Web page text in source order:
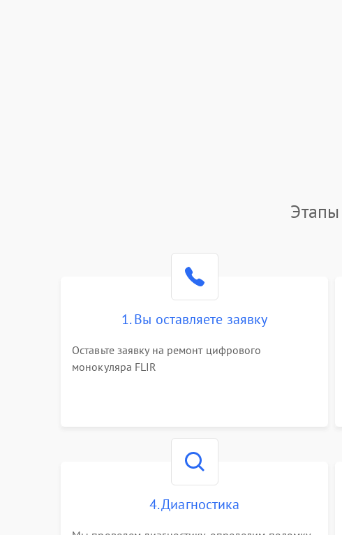
1. Вы оставляете заявку
Оставьте заявку на ремонт цифрового
монокуляра FLIR
4. Диагностика